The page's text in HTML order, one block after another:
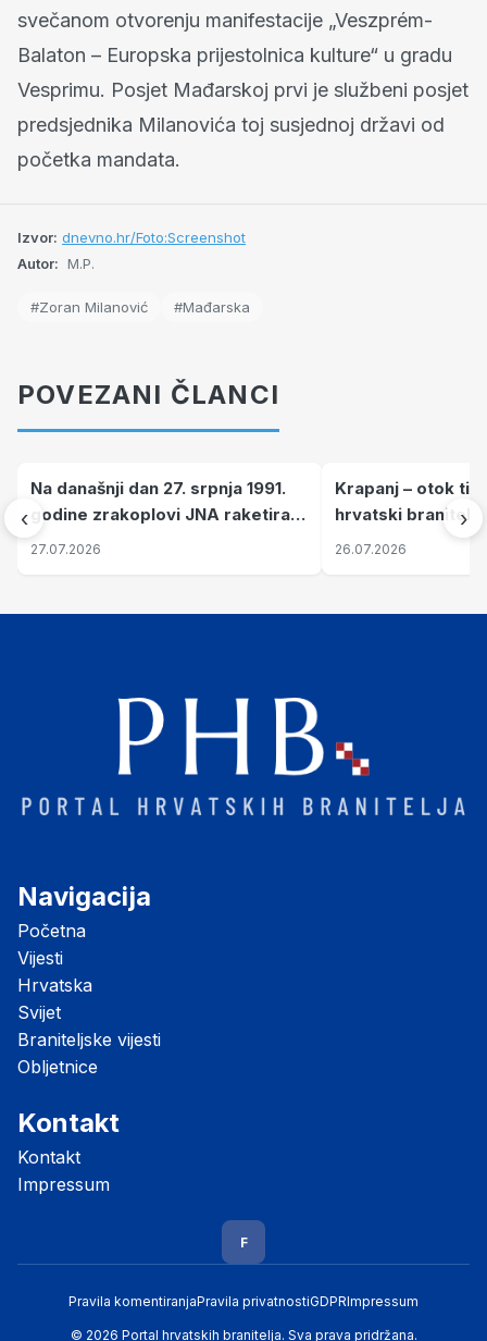
svečanom otvorenju manifestacije „Veszprém-
Balaton – Europska prijestolnica kulture“ u gradu
Vesprimu. Posjet Mađarskoj prvi je službeni posjet
predsjednika Milanovića toj susjednoj državi od
početka mandata.
Izvor: dnevno.hr/Foto:Screenshot
Autor: M.P.
#Zoran Milanović #Mađarska
POVEZANI ČLANCI
‹
Na današnji dan 27. srpnja 1991.
godine zrakoplovi JNA raketirali
su vojarnu i obučni centar "Nikola
27.07.2026
Krapanj – otok
hrvatski branitelji
pronalaze mir
26.07.2026
›
Navigacija
Početna
Vijesti
Hrvatska
Svijet
Braniteljske vijesti
Obljetnice
Kontakt
Kontakt
Impressum
F
Pravila komentiranjaPravila privatnostiGDPRImpressum
© 2026 Portal hrvatskih branitelja. Sva prava pridržana.